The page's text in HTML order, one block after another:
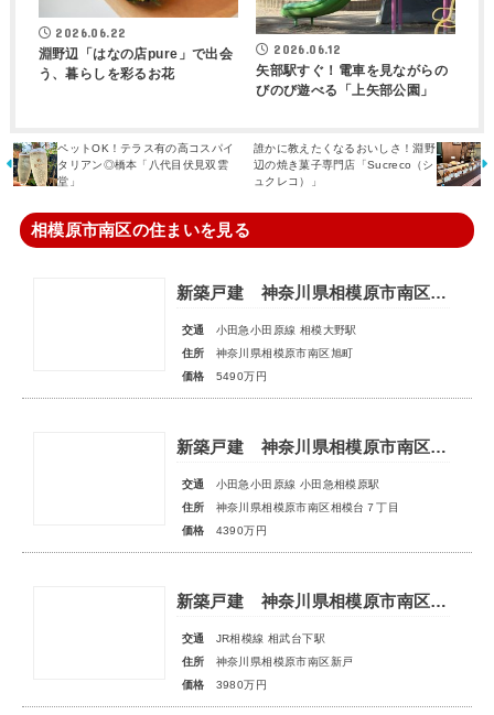
2026.06.22
淵野辺「はなの店pure」で出会
う、暮らしを彩るお花
2026.06.12
矢部駅すぐ！電車を見ながらの
びのび遊べる「上矢部公園」
ペットOK！テラス有の高コスパイ
タリアン◎橋本「八代目伏見双雲
堂」
誰かに教えたくなるおいしさ！淵野
辺の焼き菓子専門店「Sucreco（シ
ュクレコ）」
相模原市南区の住まいを見る
新築戸建 神奈川県相模原市南区旭町
交通
小田急小田原線 相模大野駅
住所
神奈川県相模原市南区旭町
価格
5490万円
新築戸建 神奈川県相模原市南区相模台７丁目
交通
小田急小田原線 小田急相模原駅
住所
神奈川県相模原市南区相模台７丁目
価格
4390万円
新築戸建 神奈川県相模原市南区新戸
交通
JR相模線 相武台下駅
住所
神奈川県相模原市南区新戸
価格
3980万円